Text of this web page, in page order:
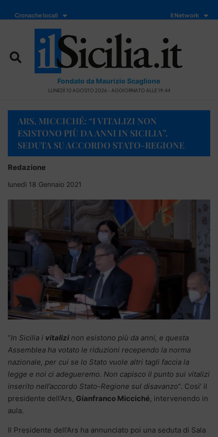
Cronache locali Il Network
Fondato da Maurizio Scaglione
LUNEDÌ 10 AGOSTO 2026 - AGGIORNATO ALLE 19:44
ARS, MICCICHÉ: “I VITALIZI NON
ESISTONO PIÙ DA ANNI IN SICILIA”.
SEDUTA SU ACCORDO STATO-REGIONE
Redazione
lunedì 18 Gennaio 2021
“In Sicilia i vitalizi non esistono più da anni, e questa
Assemblea ha votato le riduzioni recependo la norma
nazionale, per cui se lo Stato vuole altri tagli faccia la
legge e noi ci adegueremo. Non capisco il punto sui vitalizi
inserito nell’accordo Stato-Regione sul disavanzo“. Cosi’ il
presidente dell’Ars, Gianfranco Micciché, intervenendo in
aula.
Il Presidente dell’Ars ha annunciato poi una seduta di Sala